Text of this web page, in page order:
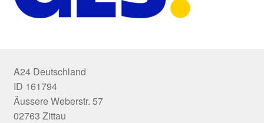
A24 Deutschland
ID 161794
Äussere Weberstr. 57
02763 Zittau